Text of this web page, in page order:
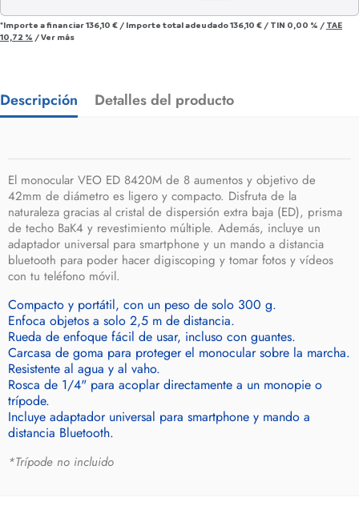
*Importe a financiar136,10 € / Importe total adeudado136,10 € / TIN 0,00 % / TAE
10,72 % /Ver más
Descripción Detalles del producto
El monocular VEO ED 8420M de 8 aumentos y objetivo de
42mm de diámetro es ligero y compacto. Disfruta de la
naturaleza gracias al cristal de dispersión extra baja (ED), prisma
de techo BaK4 y revestimiento múltiple. Además, incluye un
adaptador universal para smartphone y un mando a distancia
bluetooth para poder hacer digiscoping y tomar fotos y vídeos
con tu teléfono móvil.
Compacto y portátil, con un peso de solo 300 g.
Enfoca objetos a solo 2,5 m de distancia.
Rueda de enfoque fácil de usar, incluso con guantes.
Carcasa de goma para proteger el monocular sobre la marcha.
Resistente al agua y al vaho.
Rosca de 1/4" para acoplar directamente a un monopie o
trípode.
Incluye adaptador universal para smartphone y mando a
distancia Bluetooth.
*Trípode no incluido